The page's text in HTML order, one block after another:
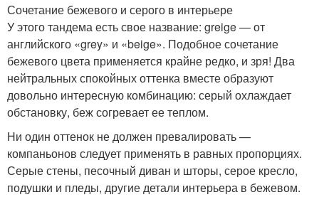
Сочетание бежевого и серого в интерьере
У этого тандема есть свое название: greige — от
английского «grey» и «beige». Подобное сочетание
бежевого цвета применяется крайне редко, и зря! Два
нейтральных спокойных оттенка вместе образуют
довольно интересную комбинацию: серый охлаждает
обстановку, беж согревает ее теплом.
Ни один оттенок не должен превалировать —
компаньонов следует применять в равных пропорциях.
Серые стены, песочный диван и шторы, серое кресло,
подушки и пледы, другие детали интерьера в бежевом.